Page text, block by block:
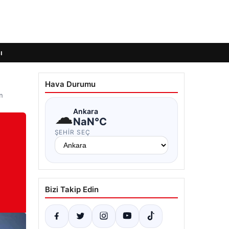
Hava Durumu
☁Ankara
NaN°C
ŞEHIR SEÇ
Bizi Takip Edin